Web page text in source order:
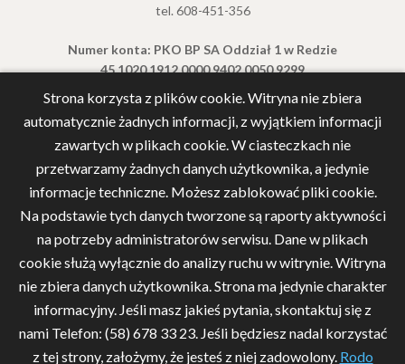
tel. 608-451-356
Numer konta: PKO BP SA Oddział 1 w Redzie
45 1020 1912 0000 9402 0050 9299
Strona korzysta z plików cookie. Witryna nie zbiera
automatycznie żadnych informacji, z wyjątkiem informacji
zawartych w plikach cookie. W ciasteczkach nie
przetwarzamy żadnych danych użytkownika, a jedynie
informacje techniczne. Możesz zablokować pliki cookie.
Na podstawie tych danych tworzone są raporty aktywności
na potrzeby administratorów serwisu. Dane w plikach
cookie służą wyłącznie do analizy ruchu w witrynie. Witryna
nie zbiera danych użytkownika. Strona ma jedynie charakter
informacyjny. Jeśli masz jakieś pytania, skontaktuj się z
nami Telefon: (58) 678 33 23. Jeśli będziesz nadal korzystać
z tej strony, założymy, że jesteś z niej zadowolony. Rodo